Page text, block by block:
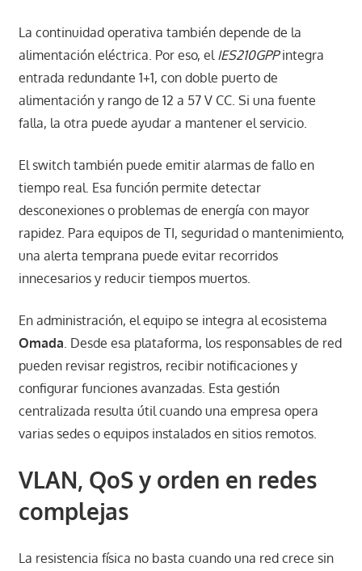
La continuidad operativa también depende de la
alimentación eléctrica. Por eso, el IES210GPPintegra
entrada redundante 1+1, con doble puerto de
alimentación y rango de 12 a 57 V CC. Si una fuente
falla, la otra puede ayudar a mantener el servicio.
El switch también puede emitir alarmas de fallo en
tiempo real. Esa función permite detectar
desconexiones o problemas de energía con mayor
rapidez. Para equipos de TI, seguridad o mantenimiento,
una alerta temprana puede evitar recorridos
innecesarios y reducir tiempos muertos.
En administración, el equipo se integra al ecosistema
Omada . Desde esa plataforma, los responsables de red
pueden revisar registros, recibir notificaciones y
configurar funciones avanzadas. Esta gestión
centralizada resulta útil cuando una empresa opera
varias sedes o equipos instalados en sitios remotos.
VLAN, QoS y orden en redes
complejas
La resistencia física no basta cuando una red crece sin